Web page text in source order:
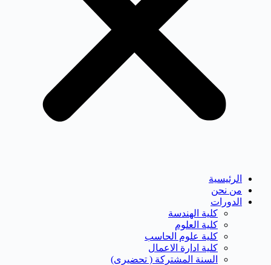
الرئيسية
من نحن
الدورات
كلية الهندسة
كلية العلوم
كلية علوم الحاسب
كلية ادارة الاعمال
السنة المشتركة ( تحضيرى)